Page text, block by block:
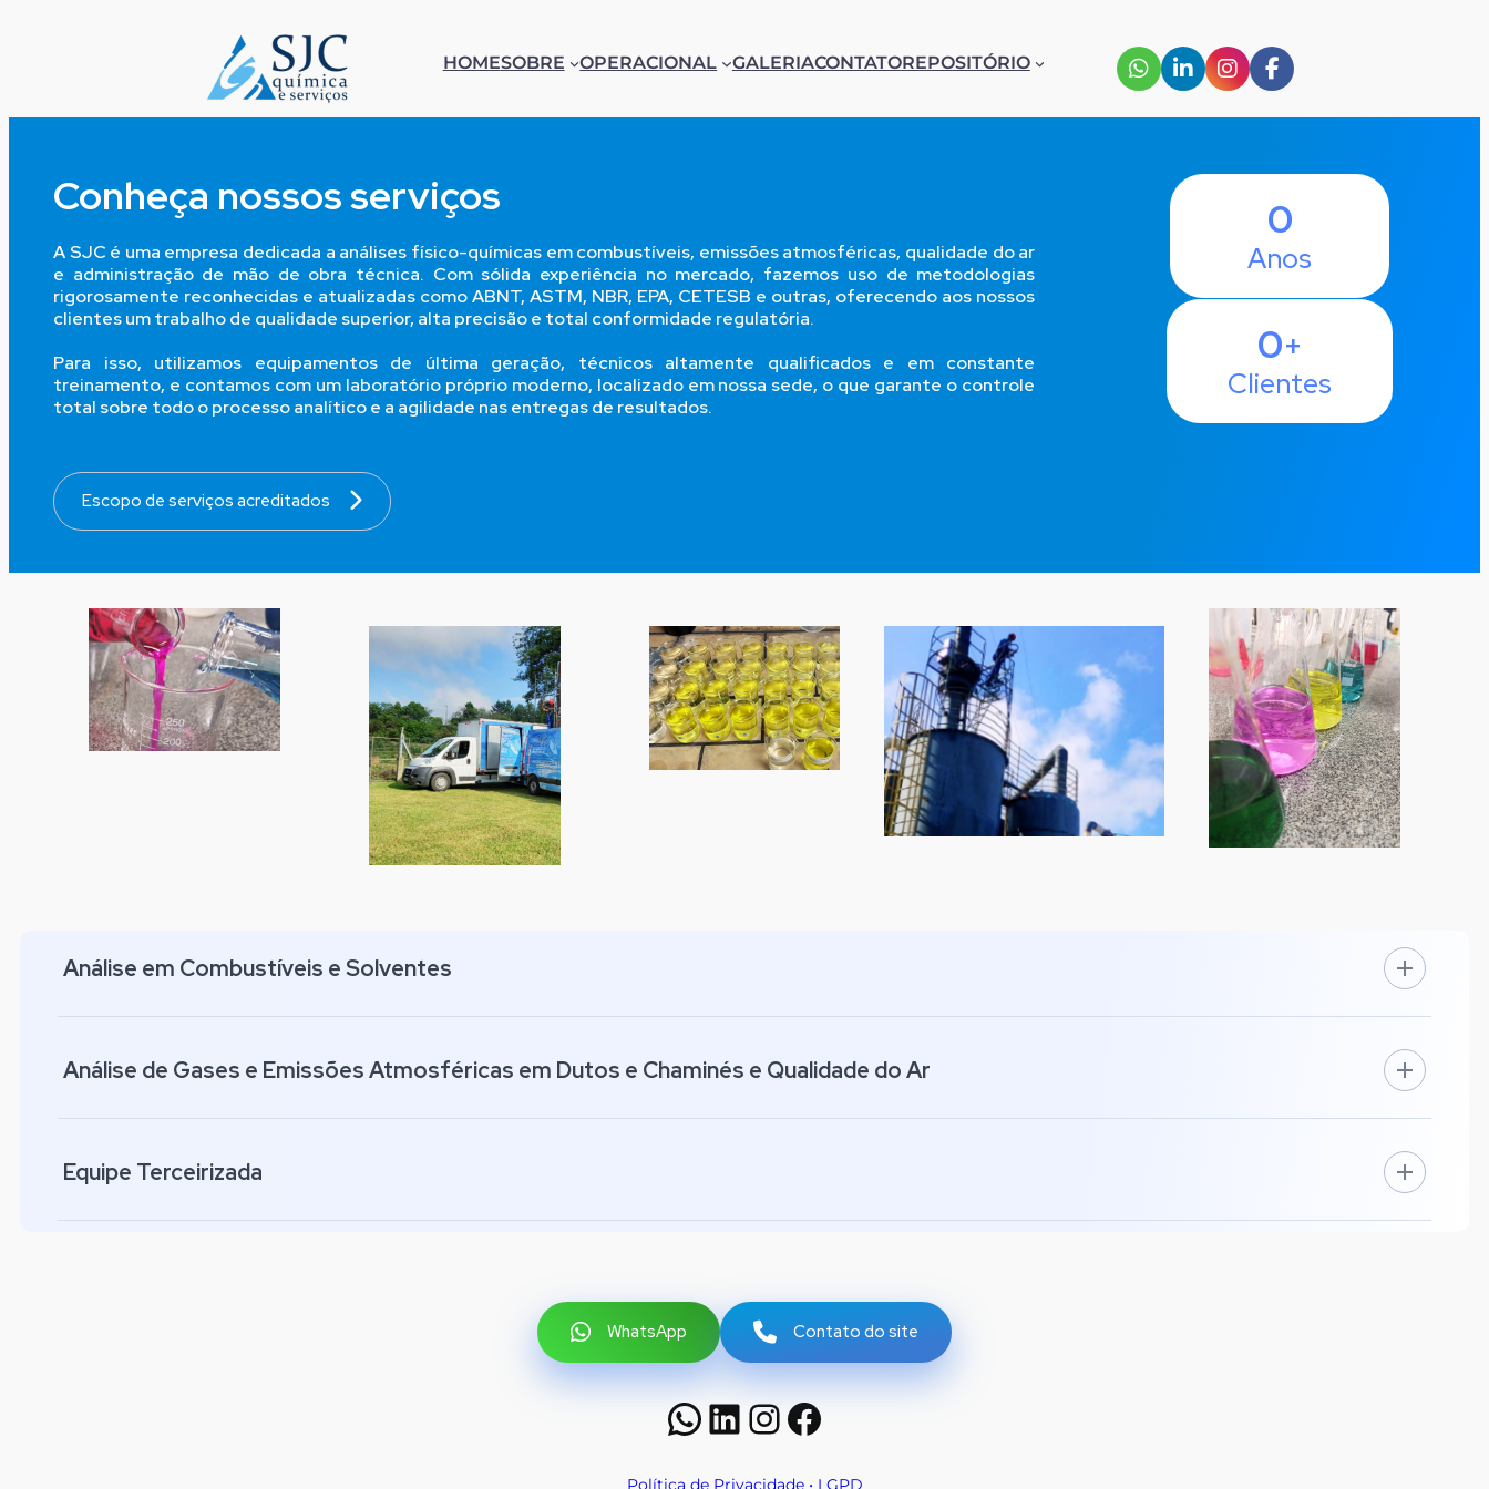
HOMESOBRE OPERACIONAL GALERIACONTATOREPOSITÓRIO
Conheça nossos serviços
A SJC é uma empresa dedicada a análises físico-químicas em combustíveis, emissões atmosféricas, qualidade do ar
e administração de mão de obra técnica. Com sólida experiência no mercado, fazemos uso de metodologias
rigorosamente reconhecidas e atualizadas como ABNT, ASTM, NBR, EPA, CETESB e outras, oferecendo aos nossos
clientes um trabalho de qualidade superior, alta precisão e total conformidade regulatória.
Para isso, utilizamos equipamentos de última geração, técnicos altamente qualificados e em constante
treinamento, e contamos com um laboratório próprio moderno, localizado em nossa sede, o que garante o controle
total sobre todo o processo analítico e a agilidade nas entregas de resultados.
Escopo de serviços acreditados
0
Anos
0+
Clientes
Análise em Combustíveis e Solventes
Análise de Gases e Emissões Atmosféricas em Dutos e Chaminés e Qualidade do Ar
Equipe Terceirizada
WhatsApp Contato do site
WhatsApp
LinkedIn
Instagram
Facebook
Política de Privacidade • LGPD